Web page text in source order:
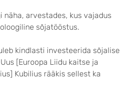
näha, arvestades, kus vajadus
sõjatööstus.
kindlasti investeerida sõjalise
[Euroopa Liidu kaitse ja
Kubilius rääkis sellest ka